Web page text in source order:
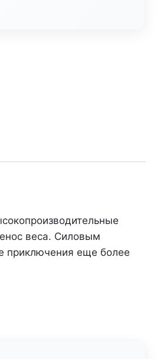
веса. Силовым
приключения еще более